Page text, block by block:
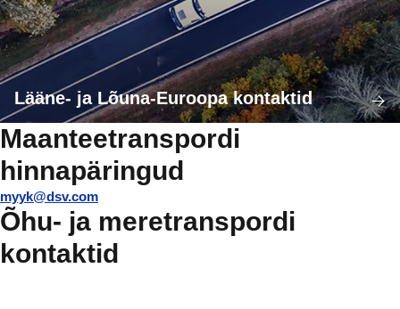
Lääne- ja Lõuna-Euroopa kontaktid
Maanteetranspordi
hinnapäringud
myyk@dsv.com
Õhu- ja meretranspordi
kontaktid